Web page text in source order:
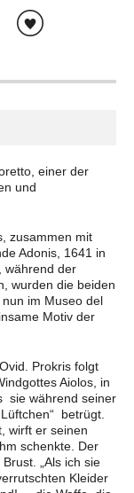
einer der
und
zusammen mit
Adonis, 1641 in
während der
wurden die beiden
im Museo del
Motiv der
Prokris folgt
Aiolos, in
sie während seiner
betrügt.
wirft er seinen
schenkte. Der
„Als ich sie
Kleider